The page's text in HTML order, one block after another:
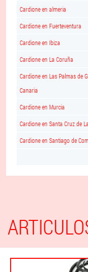
Cardione en almeria
Cardione en Fuerteventura
Cardione en Ibiza
Cardione en La Coruña
Cardione en Las Palmas de
Canaria
Cardione en Murcia
Cardione en Santa Cruz de
Cardione en Santiago de